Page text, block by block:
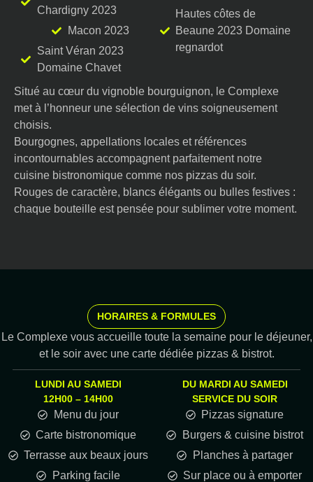
Chardigny 2023
Macon 2023
Saint Véran 2023
Domaine Chavet
Hautes côtes de
Beaune 2023 Domaine
regnardot
Situé au cœur du vignoble bourguignon, le Complexe
met à l’honneur une sélection de vins soigneusement
choisis.
Bourgognes, appellations locales et références
incontournables accompagnent parfaitement notre
cuisine bistronomique comme nos pizzas du soir.
Rouges de caractère, blancs élégants ou bulles festives :
chaque bouteille est pensée pour sublimer votre moment.
HORAIRES & FORMULES
Le Complexe vous accueille toute la semaine pour le déjeuner,
et le soir avec une carte dédiée pizzas & bistrot.
LUNDI AU SAMEDI
12H00 – 14H00
Menu du jour
Carte bistronomique
Terrasse aux beaux jours
Parking facile
DU MARDI AU SAMEDI
SERVICE DU SOIR
Pizzas signature
Burgers & cuisine bistrot
Planches à partager
Sur place ou à emporter